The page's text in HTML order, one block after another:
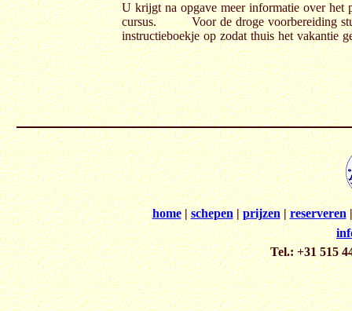
U krijgt na opgave meer informatie over het
cursus. Voor de droge voorbereiding
instructieboekje op zodat thuis het vakantie
home |schepen|prijzen|reserveren
Tel.: +31 515